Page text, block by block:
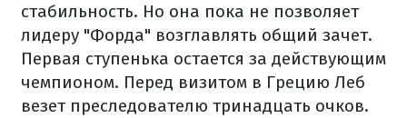
стабильность. Но она пока не позволяет
лидеру "Форда" возглавлять общий зачет.
Первая ступенька остается за действующим
чемпионом. Перед визитом в Грецию Леб
везет преследователю тринадцать очков.